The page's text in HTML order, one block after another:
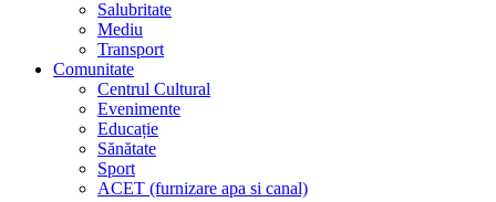
Salubritate
Mediu
Transport
Comunitate
Centrul Cultural
Evenimente
Educație
Sănătate
Sport
ACET (furnizare apa si canal)